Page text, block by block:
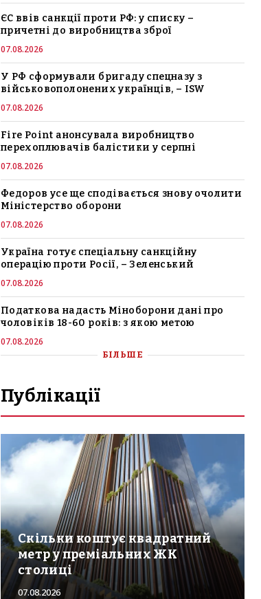
ЄС ввів санкції проти РФ: у списку –
причетні до виробництва зброї
07.08.2026
У РФ сформували бригаду спецназу з
військовополонених українців, – ISW
07.08.2026
Fire Point анонсувала виробництво
перехоплювачів балістики у серпні
07.08.2026
Федоров усе ще сподівається знову очолити
Міністерство оборони
07.08.2026
Україна готує спеціальну санкційну
операцію проти Росії, – Зеленський
07.08.2026
Податкова надасть Міноборони дані про
чоловіків 18-60 років: з якою метою
07.08.2026
БІЛЬШЕ
Публікації
Скільки коштує квадратний
метр у преміальних ЖК
столиці
07.08.2026